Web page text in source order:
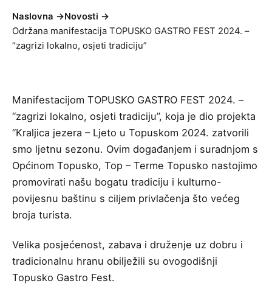
Naslovna ->Novosti ->
Održana manifestacija TOPUSKO GASTRO FEST 2024. –
“zagrizi lokalno, osjeti tradiciju”
Manifestacijom TOPUSKO GASTRO FEST 2024. –
“zagrizi lokalno, osjeti tradiciju”, koja je dio projekta
“Kraljica jezera – Ljeto u Topuskom 2024. zatvorili
smo ljetnu sezonu. Ovim događanjem i suradnjom s
Općinom Topusko, Top – Terme Topusko nastojimo
promovirati našu bogatu tradiciju i kulturno-
povijesnu baštinu s ciljem privlačenja što većeg
broja turista.
Velika posjećenost, zabava i druženje uz dobru i
tradicionalnu hranu obilježili su ovogodišnji
Topusko Gastro Fest.